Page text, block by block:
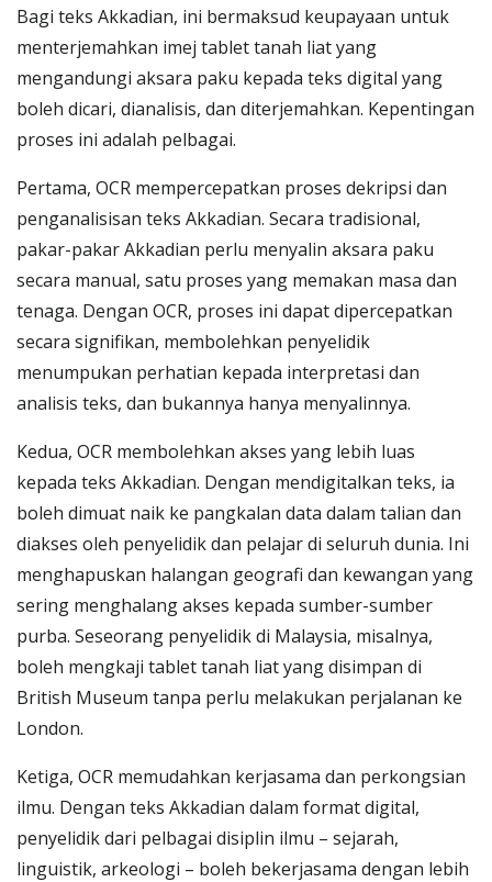
Bagi teks Akkadian, ini bermaksud keupayaan untuk
menterjemahkan imej tablet tanah liat yang
mengandungi aksara paku kepada teks digital yang
boleh dicari, dianalisis, dan diterjemahkan. Kepentingan
proses ini adalah pelbagai.
Pertama, OCR mempercepatkan proses dekripsi dan
penganalisisan teks Akkadian. Secara tradisional,
pakar-pakar Akkadian perlu menyalin aksara paku
secara manual, satu proses yang memakan masa dan
tenaga. Dengan OCR, proses ini dapat dipercepatkan
secara signifikan, membolehkan penyelidik
menumpukan perhatian kepada interpretasi dan
analisis teks, dan bukannya hanya menyalinnya.
Kedua, OCR membolehkan akses yang lebih luas
kepada teks Akkadian. Dengan mendigitalkan teks, ia
boleh dimuat naik ke pangkalan data dalam talian dan
diakses oleh penyelidik dan pelajar di seluruh dunia. Ini
menghapuskan halangan geografi dan kewangan yang
sering menghalang akses kepada sumber-sumber
purba. Seseorang penyelidik di Malaysia, misalnya,
boleh mengkaji tablet tanah liat yang disimpan di
British Museum tanpa perlu melakukan perjalanan ke
London.
Ketiga, OCR memudahkan kerjasama dan perkongsian
ilmu. Dengan teks Akkadian dalam format digital,
penyelidik dari pelbagai disiplin ilmu – sejarah,
linguistik, arkeologi – boleh bekerjasama dengan lebih